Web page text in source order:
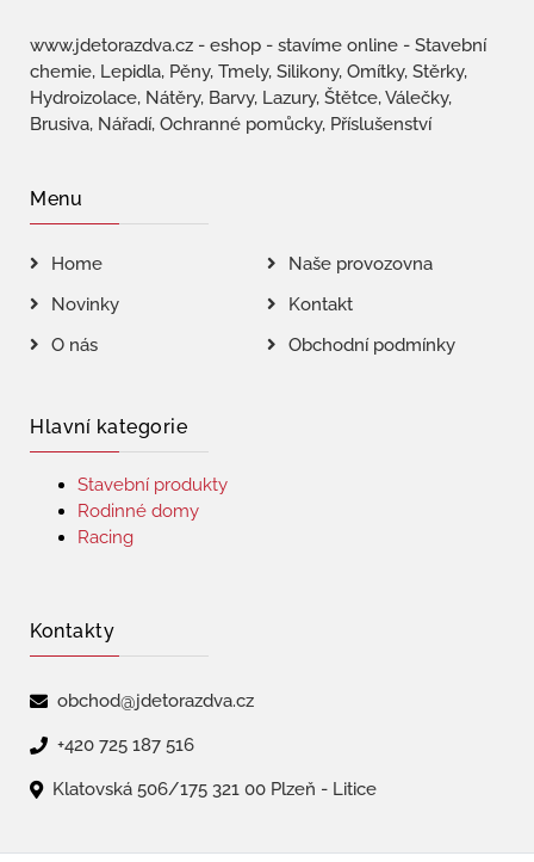
www.jdetorazdva.cz - eshop - stavíme online - Stavební
chemie, Lepidla, Pěny, Tmely, Silikony, Omítky, Stěrky,
Hydroizolace, Nátěry, Barvy, Lazury, Štětce, Válečky,
Brusiva, Nářadí, Ochranné pomůcky, Příslušenství
Menu
Home
Naše provozovna
Novinky
Kontakt
O nás
Obchodní podmínky
Hlavní kategorie
Stavební produkty
Rodinné domy
Racing
Kontakty
obchod@jdetorazdva.cz
+420 725 187 516
Klatovská 506/175 321 00 Plzeň - Litice